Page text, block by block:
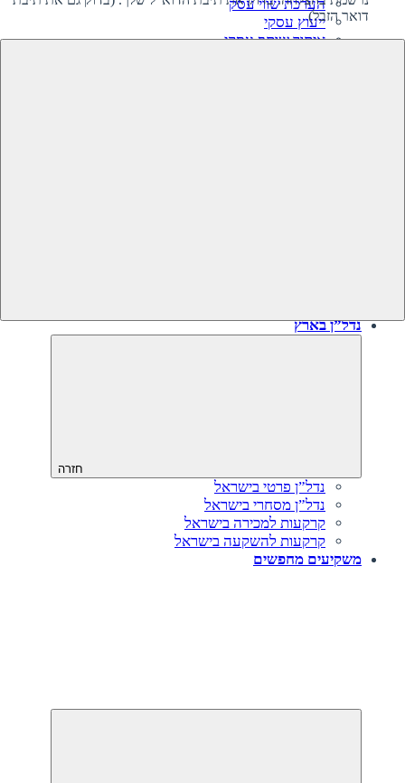
דואר הזבל)
הערכת שווי עסק
ייעוץ עסקי
איתור שותף עסקי
נדל”ן בארץ
חזרה
נדל”ן פרטי בישראל
נדל”ן מסחרי בישראל
קרקעות למכירה בישראל
קרקעות להשקעה בישראל
משקיעים מחפשים